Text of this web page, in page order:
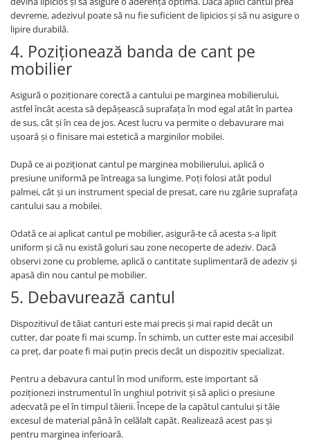
devreme, adezivul poate să nu fie suficient de lipicios și să nu asigure o
lipire durabilă.
4. Poziționează banda de cant pe
mobilier
Asigură o poziționare corectă a cantului pe marginea mobilierului,
astfel încât acesta să depășească suprafața în mod egal atât în partea
de sus, cât și în cea de jos. Acest lucru va permite o debavurare mai
ușoară și o finisare mai estetică a marginilor mobilei.
După ce ai poziționat cantul pe marginea mobilierului, aplică o
presiune uniformă pe întreaga sa lungime. Poți folosi atât podul
palmei, cât și un instrument special de presat, care nu zgârie suprafața
cantului sau a mobilei.
Odată ce ai aplicat cantul pe mobilier, asigură-te că acesta s-a lipit
uniform și că nu există goluri sau zone necoperte de adeziv. Dacă
observi zone cu probleme, aplică o cantitate suplimentară de adeziv și
apasă din nou cantul pe mobilier.
5. Debavurează cantul
Dispozitivul de tăiat canturi este mai precis și mai rapid decât un
cutter, dar poate fi mai scump. În schimb, un cutter este mai accesibil
ca preț, dar poate fi mai puțin precis decât un dispozitiv specializat.
Pentru a debavura cantul în mod uniform, este important să
poziționezi instrumentul în unghiul potrivit și să aplici o presiune
adecvată pe el în timpul tăierii. Începe de la capătul cantului și tăie
excesul de material până în celălalt capăt. Realizează acest pas și
pentru marginea inferioară.